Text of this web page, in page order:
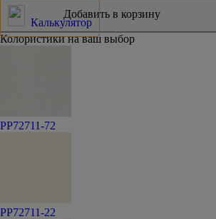
Калькулятор
Колористики на ваш выбор
PP72711-72
PP72711-22